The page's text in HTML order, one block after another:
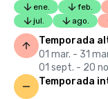
ene. feb.
jul.
ago.
Temporada
01 mar. - 31
01 sept. - 20
Temporada